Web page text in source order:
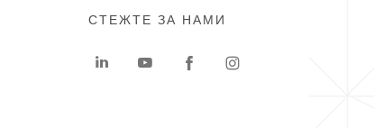
СТЕЖТЕ ЗА НАМИ